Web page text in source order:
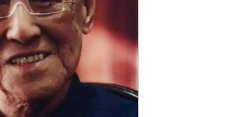
理事会名单
制度法规